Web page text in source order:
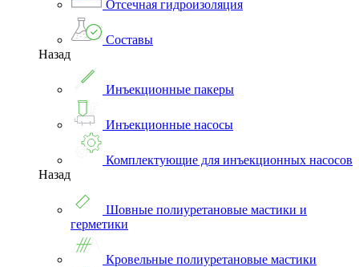
Отсечная гидроизоляция
Составы
Назад
Инъекционные пакеры
Инъекционные насосы
Комплектующие для инъекционных насосов
Назад
Шовные полиуретановые мастики и
герметики
Кровельные полиуретановые мастики